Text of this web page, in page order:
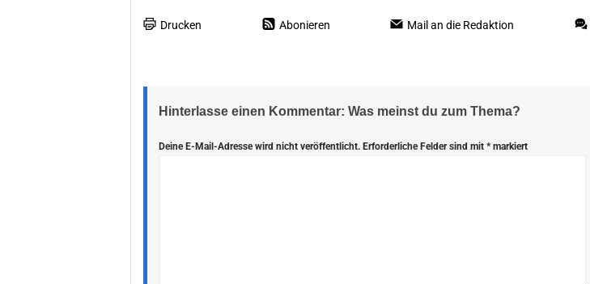
Drucken Abonieren Mail an die Redaktion
Hinterlasse einen Kommentar: Was meinst du zum Thema?
Deine E-Mail-Adresse wird nicht veröffentlicht. Erforderliche Felder sind mit *markiert